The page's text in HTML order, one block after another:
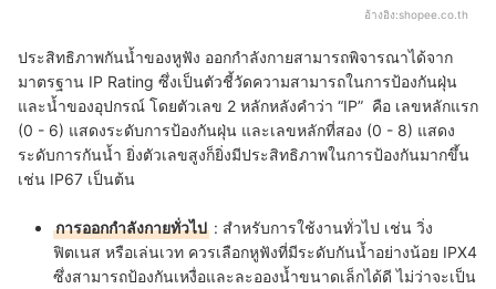
อ้างอิง:shopee.co.th
ประสิทธิภาพกันน้ำของหูฟัง ออกกําลังกายสามารถพิจารณาได้จาก
มาตรฐาน IP Rating ซึ่งเป็นตัวชี้วัดความสามารถในการป้องกันฝุ่น
และน้ำของอุปกรณ์ โดยตัวเลข 2 หลักหลังคำว่า “IP” คือ เลขหลักแรก
(0 - 6) แสดงระดับการป้องกันฝุ่น และเลขหลักที่สอง (0 - 8) แสดง
ระดับการกันน้ำ ยิ่งตัวเลขสูงก็ยิ่งมีประสิทธิภาพในการป้องกันมากขึ้น
เช่น IP67 เป็นต้น
การออกกำลังกายทั่วไป : สำหรับการใช้งานทั่วไป เช่น วิ่ง
ฟิตเนส หรือเล่นเวท ควรเลือกหูฟังที่มีระดับกันน้ำอย่างน้อย IPX4
ซึ่งสามารถป้องกันเหงื่อและละอองน้ำขนาดเล็กได้ดี ไม่ว่าจะเป็น